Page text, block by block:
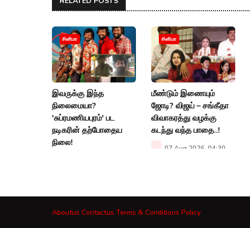
சினிமா
இவருக்கு இந்த
நிலைமையா?
'சுப்ரமணியபுரம்' பட
நடிகரின் தற்போதைய
நிலை!
சினிமா
மீண்டும் இணையும்
ஜோடி? விஜய் – சங்கீதா
விவாகரத்து வழக்கு
கடந்து வந்த பாதை..!
07 Aug 2026, 04:30
Aboutus Contactus Terms & Conditions Policy